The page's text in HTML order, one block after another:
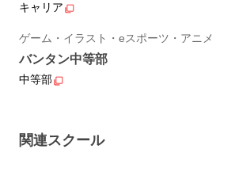
キャリア
ゲーム・イラスト・eスポーツ・アニメ
バンタン中等部
中等部
関連スクール